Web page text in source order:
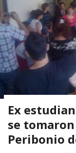
Ex
se tomaron
Peribonio